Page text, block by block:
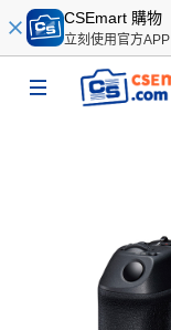
CSEmart 購物
立刻使用官方APP